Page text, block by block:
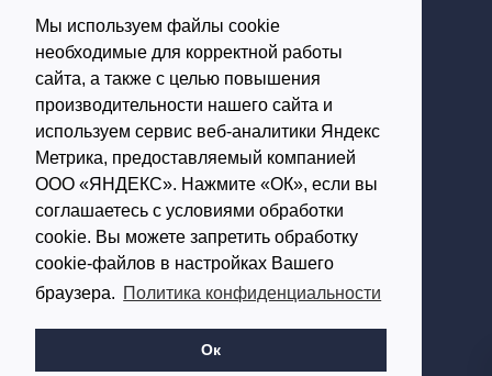
Мы используем файлы cookie
необходимые для корректной работы
сайта, а также с целью повышения
производительности нашего сайта и
используем сервис веб-аналитики Яндекс
Метрика, предоставляемый компанией
ООО «ЯНДЕКС». Нажмите «ОК», если вы
соглашаетесь с условиями обработки
cookie. Вы можете запретить обработку
cookie-файлов в настройках Вашего
браузера. Политика конфиденциальности
Ок
Согласие на обработку персональных данных
16+
© Использование материалов возможно только с
письменного разрешения администрации портала
Редакция портала:
Обратиться в Макс
Обратиться в Телеграм
614002, г.Пермь,